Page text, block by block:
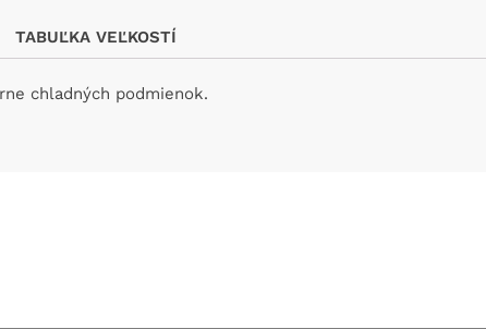
TABUĽKA VEĽKOSTÍ
chladných podmienok.